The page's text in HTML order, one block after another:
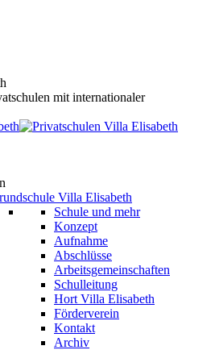
mit internationaler
Villa Elisabeth
Schule und mehr
Konzept
Aufnahme
Abschlüsse
Arbeitsgemeinschaften
Schulleitung
Hort Villa Elisabeth
Förderverein
Kontakt
Archiv